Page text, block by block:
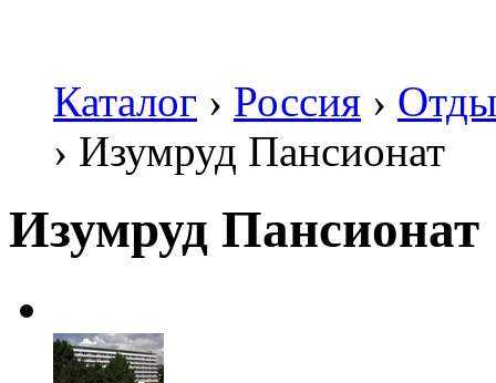
Каталог › Россия ›
› Изумруд Пансионат
Изумруд Пансионат